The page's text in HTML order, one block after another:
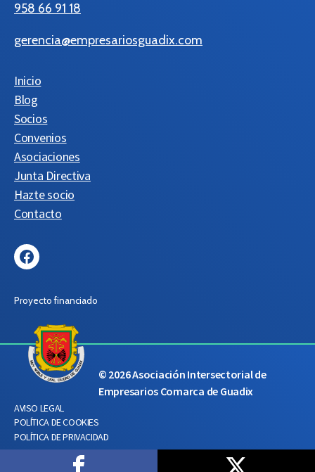
958 66 91 18
gerencia@empresariosguadix.com
Inicio
Blog
Socios
Convenios
Asociaciones
Junta Directiva
Hazte socio
Contacto
Facebook
Proyecto financiado
© 2026Asociación Intersectorial de
Empresarios Comarca de Guadix
AVISO LEGAL
POLÍTICA DE COOKIES
POLÍTICA DE PRIVACIDAD